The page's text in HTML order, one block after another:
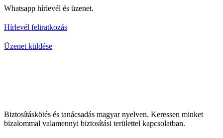
Whatsapp hírlevél és üzenet.
Hírlevél feliratkozás
Üzenet küldése
Biztosításkötés és tanácsadás magyar nyelven. Keressen minket
bizalommal valamennyi biztosítási területtel kapcsolatban.